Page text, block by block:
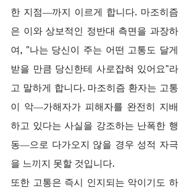
한 지점—까지 이르게 합니다. 마조히즘
은 이와 상보적인 정반대 측면을 과장하
여, "나는 당신이 주는 어떤 고통도 달게
받을 만큼 당신한테 사로잡혀 있어요"라
고 말하게 합니다. 마조히즘 환자는 고통
이 악—가해자가 피해자를 완전히 지배
하고 있다는 사실을 강조하는 난폭한 행
동—으로 다가오지 않을 경우 성적 자극
을 느끼지 못할 것입니다.
또한 고통은 즉시 인지되는 악이기도 하